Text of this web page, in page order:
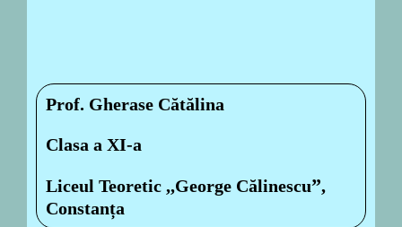
Prof. Gherase Cătălina
Clasa a XI-a
Liceul Teoretic ,,George Călinescu”,
Constanța